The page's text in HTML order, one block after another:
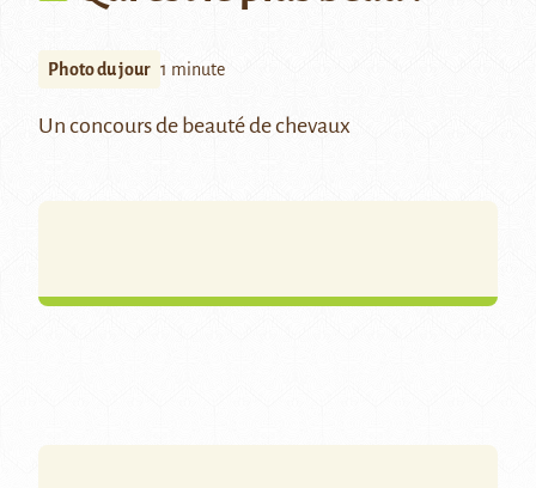
Photo du jour 1 minute
Un concours de beauté de chevaux